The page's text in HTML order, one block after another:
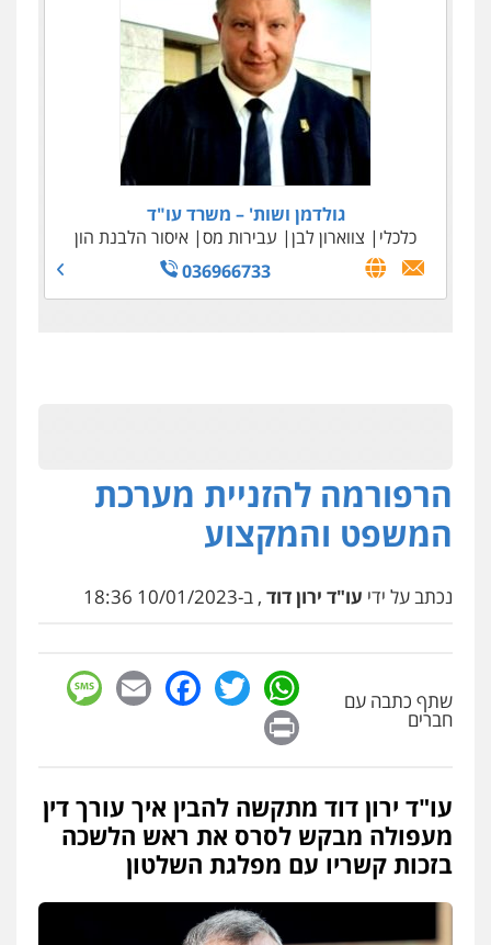
גולדמן ושות' – משרד עו"ד
כלכלי
צווארון לבן עבירות מס איסור הלבנת הון
036966733
הרפורמה להזניית מערכת
המשפט והמקצוע
נכתב על ידי עו"ד ירון דוד , ב-10/01/2023 18:36
שתף כתבה עם
חברים
WhatsApp
Twitter
Facebook
Email
עו"ד ירון דוד מתקשה להבין איך עורך דין
מעפולה מבקש לסרס את ראש הלשכה
בזכות קשריו עם מפלגת השלטון